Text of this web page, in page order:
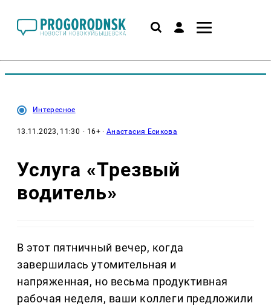
Интересное
13.11.2023, 11:30 · 16+ ·Анастасия Есикова
Услуга «Трезвый
водитель»
В этот пятничный вечер, когда
завершилась утомительная и
напряженная, но весьма продуктивная
рабочая неделя, ваши коллеги предложили